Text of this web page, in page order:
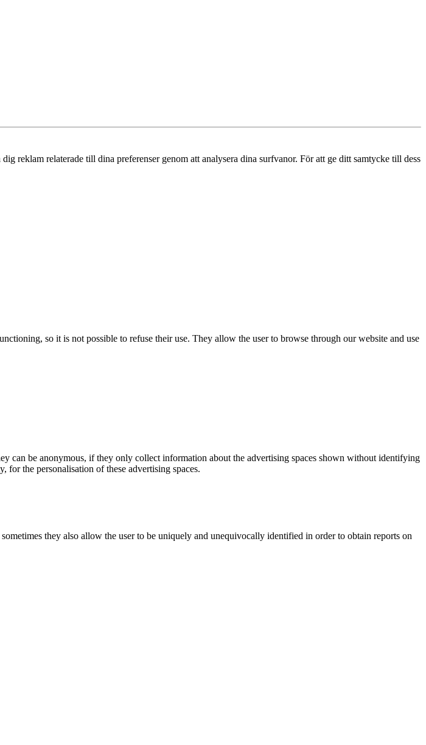
reklam relaterade till dina preferenser genom att analysera dina surfvanor. För att ge ditt samtycke till dess
so it is not possible to refuse their use. They allow the user to browse through our website and use
can be anonymous, if they only collect information about the advertising spaces shown without identifying
for the personalisation of these advertising spaces.
they also allow the user to be uniquely and unequivocally identified in order to obtain reports on